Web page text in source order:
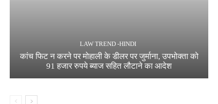
LAW TREND -HINDI
कांच फिट न करने पर मोहाली के डीलर पर जुर्माना, उपभोक्ता को
91 हजार रुपये ब्याज सहित लौटाने का आदेश